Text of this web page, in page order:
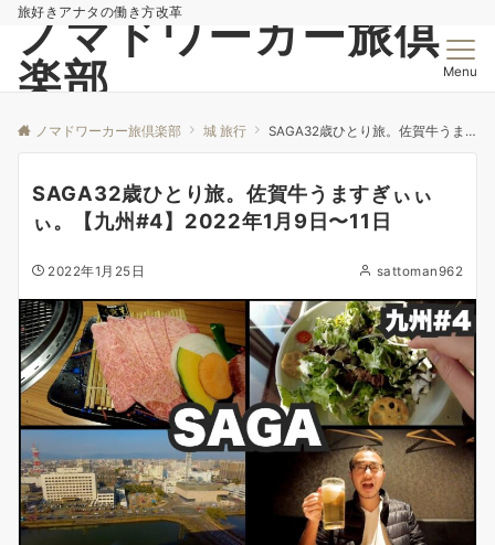
旅好きアナタの働き方改革
ノマドワーカー旅倶
楽部
Menu
ノマドワーカー旅倶楽部 城 旅行 SAGA32歳ひとり旅。佐賀牛うますぎぃぃぃ。【九州#4】2022年1月9日〜11日
SAGA32歳ひとり旅。佐賀牛うますぎぃぃ
ぃ。【九州#4】2022年1月9日〜11日
2022年1月25日 sattoman962